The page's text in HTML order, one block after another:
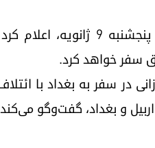
دلشاد شهاب،‌ سخنگوی ریاست اقلیم
سفر خواهد کرد.
در سفر به بغداد با
و بغداد، گفت‌وگو